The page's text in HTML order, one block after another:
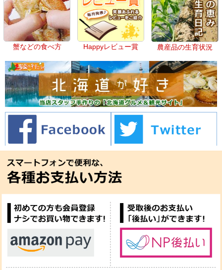
蟹などの食べ方 Happyレビュー賞 農産品の生育状況